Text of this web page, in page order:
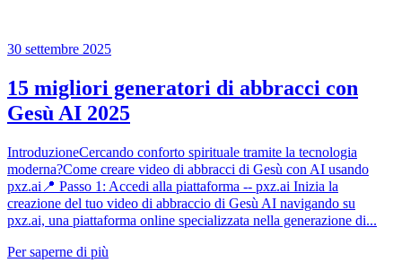
30 settembre 2025
15 migliori generatori di abbracci con
Gesù AI 2025
IntroduzioneCercando conforto spirituale tramite la tecnologia
moderna?Come creare video di abbracci di Gesù con AI usando
pxz.ai📍 Passo 1: Accedi alla piattaforma -- pxz.ai Inizia la
creazione del tuo video di abbraccio di Gesù AI navigando su
pxz.ai, una piattaforma online specializzata nella generazione di...
Per saperne di più